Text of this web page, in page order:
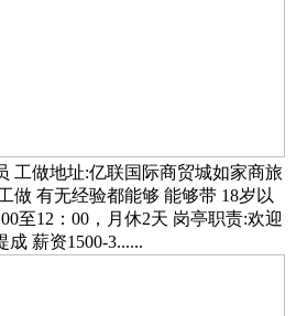
工做地址:亿联国际商贸城如家商旅
做 有无经验都能够 能够带 18岁以
至12：00，月休2天 岗亭职责:欢迎
成 薪资1500-3......